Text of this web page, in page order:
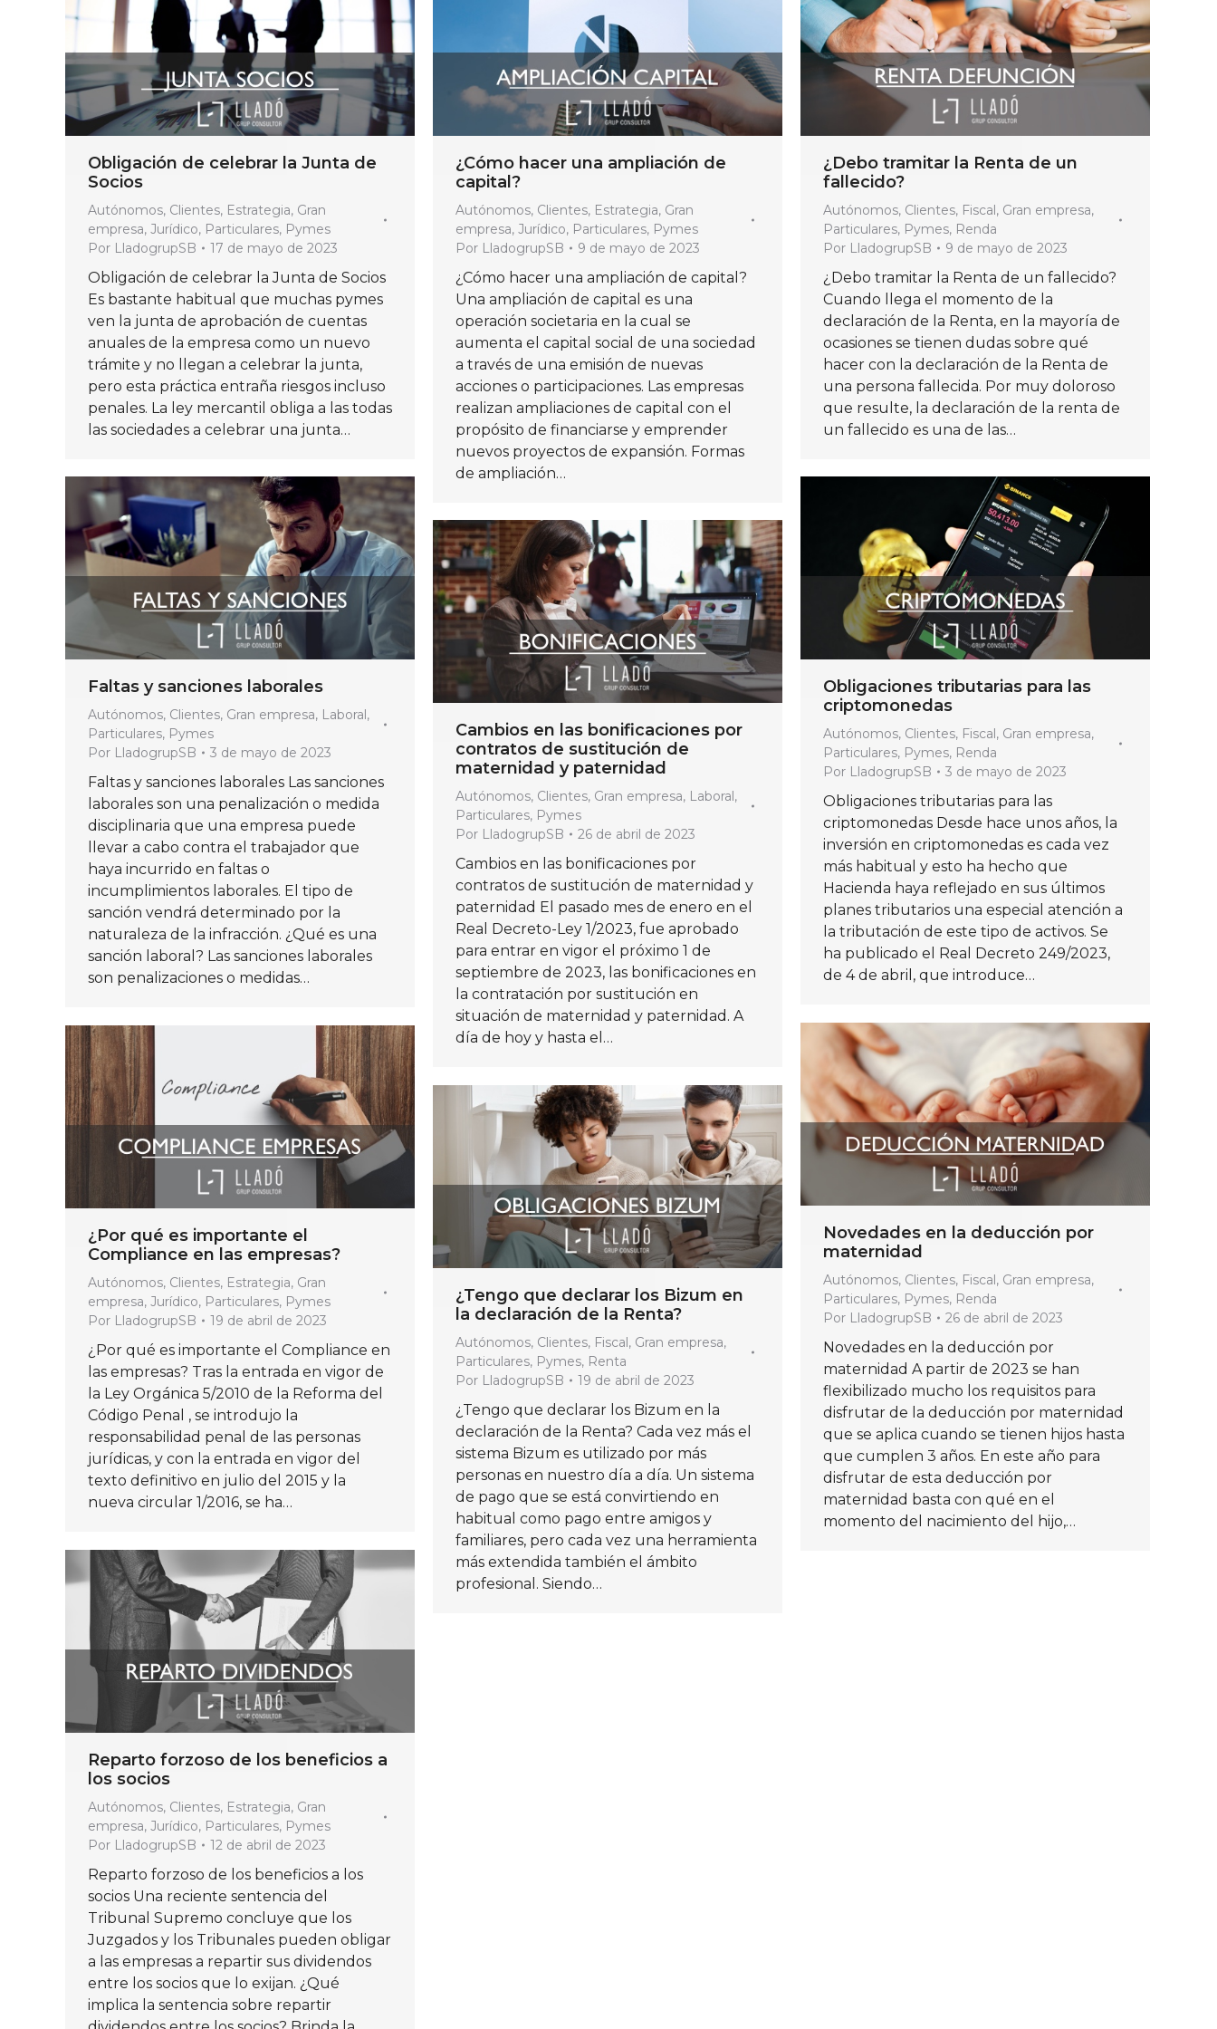
Obligación de celebrar la Junta de
Socios
Autónomos, Clientes, Estrategia, Gran
empresa, Jurídico, Particulares, Pymes
Por LladogrupSB 17 de mayo de 2023
Obligación de celebrar la Junta de Socios
Es bastante habitual que muchas pymes
ven la junta de aprobación de cuentas
anuales de la empresa como un nuevo
trámite y no llegan a celebrar la junta,
pero esta práctica entraña riesgos incluso
penales. La ley mercantil obliga a las todas
las sociedades a celebrar una junta…
¿Cómo hacer una ampliación de
capital?
Autónomos, Clientes, Estrategia, Gran
empresa, Jurídico, Particulares, Pymes
Por LladogrupSB 9 de mayo de 2023
¿Cómo hacer una ampliación de capital?
Una ampliación de capital es una
operación societaria en la cual se
aumenta el capital social de una sociedad
a través de una emisión de nuevas
acciones o participaciones. Las empresas
realizan ampliaciones de capital con el
propósito de financiarse y emprender
nuevos proyectos de expansión. Formas
de ampliación…
¿Debo tramitar la Renta de un
fallecido?
Autónomos, Clientes, Fiscal, Gran empresa,
Particulares, Pymes, Renda
Por LladogrupSB 9 de mayo de 2023
¿Debo tramitar la Renta de un fallecido?
Cuando llega el momento de la
declaración de la Renta, en la mayoría de
ocasiones se tienen dudas sobre qué
hacer con la declaración de la Renta de
una persona fallecida. Por muy doloroso
que resulte, la declaración de la renta de
un fallecido es una de las…
Faltas y sanciones laborales
Autónomos, Clientes, Gran empresa, Laboral,
Particulares, Pymes
Por LladogrupSB 3 de mayo de 2023
Faltas y sanciones laborales Las sanciones
laborales son una penalización o medida
disciplinaria que una empresa puede
llevar a cabo contra el trabajador que
haya incurrido en faltas o
incumplimientos laborales. El tipo de
sanción vendrá determinado por la
naturaleza de la infracción. ¿Qué es una
sanción laboral? Las sanciones laborales
son penalizaciones o medidas…
Obligaciones tributarias para las
criptomonedas
Autónomos, Clientes, Fiscal, Gran empresa,
Particulares, Pymes, Renda
Por LladogrupSB 3 de mayo de 2023
Obligaciones tributarias para las
criptomonedas Desde hace unos años, la
inversión en criptomonedas es cada vez
más habitual y esto ha hecho que
Hacienda haya reflejado en sus últimos
planes tributarios una especial atención a
la tributación de este tipo de activos. Se
ha publicado el Real Decreto 249/2023,
de 4 de abril, que introduce…
Cambios en las bonificaciones por
contratos de sustitución de
maternidad y paternidad
Autónomos, Clientes, Gran empresa, Laboral,
Particulares, Pymes
Por LladogrupSB 26 de abril de 2023
Cambios en las bonificaciones por
contratos de sustitución de maternidad y
paternidad El pasado mes de enero en el
Real Decreto-Ley 1/2023, fue aprobado
para entrar en vigor el próximo 1 de
septiembre de 2023, las bonificaciones en
la contratación por sustitución en
situación de maternidad y paternidad. A
día de hoy y hasta el…
Novedades en la deducción por
maternidad
Autónomos, Clientes, Fiscal, Gran empresa,
Particulares, Pymes, Renda
Por LladogrupSB 26 de abril de 2023
Novedades en la deducción por
maternidad A partir de 2023 se han
flexibilizado mucho los requisitos para
disfrutar de la deducción por maternidad
que se aplica cuando se tienen hijos hasta
que cumplen 3 años. En este año para
disfrutar de esta deducción por
maternidad basta con qué en el
momento del nacimiento del hijo,…
¿Por qué es importante el
Compliance en las empresas?
Autónomos, Clientes, Estrategia, Gran
empresa, Jurídico, Particulares, Pymes
Por LladogrupSB 19 de abril de 2023
¿Por qué es importante el Compliance en
las empresas? Tras la entrada en vigor de
la Ley Orgánica 5/2010 de la Reforma del
Código Penal , se introdujo la
responsabilidad penal de las personas
jurídicas, y con la entrada en vigor del
texto definitivo en julio del 2015 y la
nueva circular 1/2016, se ha…
¿Tengo que declarar los Bizum en
la declaración de la Renta?
Autónomos, Clientes, Fiscal, Gran empresa,
Particulares, Pymes, Renta
Por LladogrupSB 19 de abril de 2023
¿Tengo que declarar los Bizum en la
declaración de la Renta? Cada vez más el
sistema Bizum es utilizado por más
personas en nuestro día a día. Un sistema
de pago que se está convirtiendo en
habitual como pago entre amigos y
familiares, pero cada vez una herramienta
más extendida también el ámbito
profesional. Siendo…
Reparto forzoso de los beneficios a
los socios
Autónomos, Clientes, Estrategia, Gran
empresa, Jurídico, Particulares, Pymes
Por LladogrupSB 12 de abril de 2023
Reparto forzoso de los beneficios a los
socios Una reciente sentencia del
Tribunal Supremo concluye que los
Juzgados y los Tribunales pueden obligar
a las empresas a repartir sus dividendos
entre los socios que lo exijan. ¿Qué
implica la sentencia sobre repartir